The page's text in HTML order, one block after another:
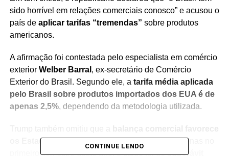
sido horrível em relações comerciais conosco” e acusou o
país de aplicar tarifas “tremendas” sobre produtos
americanos.
A afirmação foi contestada pelo especialista em comércio
exterior Welber Barral , ex-secretário de Comércio
Exterior do Brasil. Segundo ele, a tarifa média aplicada
pelo Brasil sobre produtos importados dos EUA é de
apenas 2,5%, dependendo da metodologia utilizada.
os Estados Unidosna relação com o Brasil. Apenas no
primeiro semestre deste ano, o saldo foi desuperávit
CONTINUE LENDO